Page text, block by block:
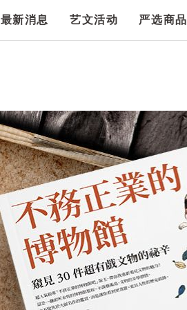
最新消息 艺文活动 严选商品